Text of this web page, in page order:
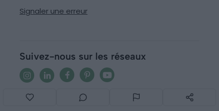
Signaler une erreur
Suivez-nous sur les réseaux